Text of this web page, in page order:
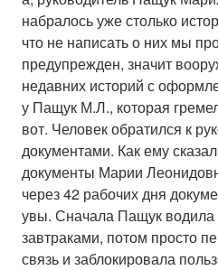
набралось уже столько
что не написать о них мы
предупрежден, значит
недавних историй с
у Пащук М.Л., которая
вот. Человек обратился к
документами. Как ему
документы Марии
через 42 рабочих дня
увы. Сначала Пащук водила
завтраками, потом просто
связь и заблокировала